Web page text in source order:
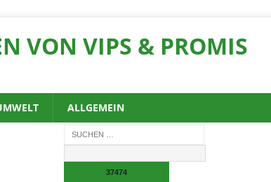
VON VIPS & PROMIS
ALLGEMEIN